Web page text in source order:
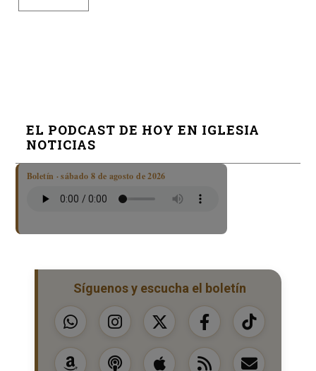
EL PODCAST DE HOY EN IGLESIA
NOTICIAS
Boletín · sábado 8 de agosto de 2026
Síguenos y escucha el boletín